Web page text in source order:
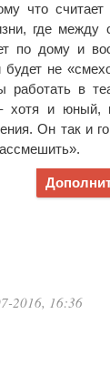
что
где между
по дому и
не
работать в
хотя и
Он так и
2016, 16:36